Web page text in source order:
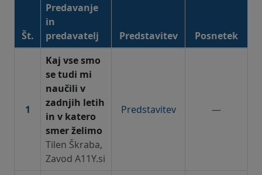
2. dan GAAD. Praktično
Št.
Predavanje
in
predavatelj
Predstavitev Posnetek
1
Kaj vse smo
se tudi mi
naučili v
zadnjih letih
in v katero
smer želimo
Tilen Škraba,
Zavod A11Y.si
Predstavitev —